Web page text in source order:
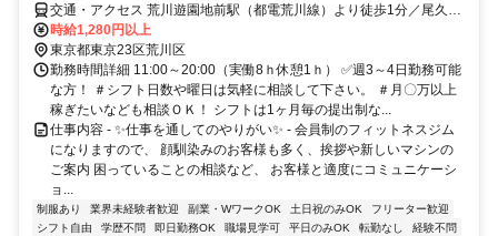
交通・アクセス 荒川遊園地前駅（都電荒川線）より徒歩1分／尾久駅
（JR上野東京ライン）より徒歩8分
時給1,280円以上
東京都東京23区荒川区
勤務時間詳細 11:00～20:00（実働8ｈ休憩1ｈ） ✅週3～4日勤務可能
な方！ ＃シフト日数や曜日は気軽に相談して下さい。 ＃月〇万以上
稼ぎたいなども相談ＯＫ！ シフトは1ヶ月毎の提出制な...
仕事内容 - ✨仕事を通してのやりがい✨ - 会員制のフィットネスジム
になりますので、 顔馴染みのお客様も多く、挨拶や新しいマシンの
ご案内 困っていることの相談など、 お客様と適度にコミュニケーシ
ョ...
制服あり 業界未経験者歓迎 副業・WワークOK 土日祝のみOK
フリーター歓迎
シフト自由
学歴不問 即日勤務OK 職場見学可 平日のみOK 転勤なし
経験不問